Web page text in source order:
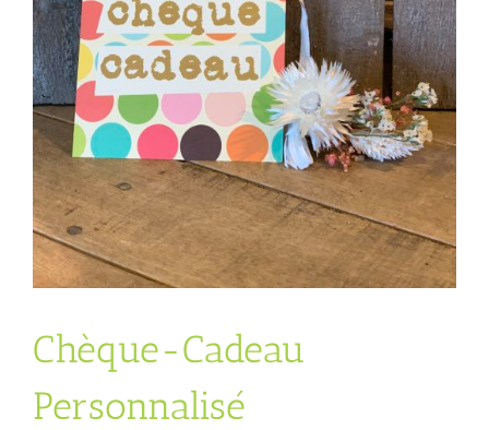
Chèque-Cadeau
Personnalisé